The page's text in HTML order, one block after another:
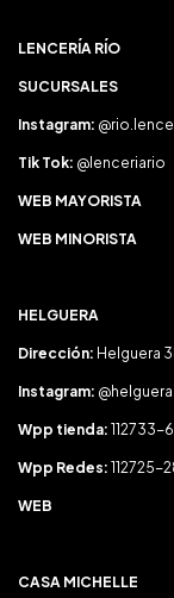
LENCERÍA RÍO
SUCURSALES
Instagram:
Tik Tok: @lenceriario
WEB MAYORISTA
WEB MINORISTA
HELGUERA
Dirección: Helguera
Instagram:
Wpp tienda: 112733-
Wpp Redes: 112725-
WEB
CASA MICHELLE